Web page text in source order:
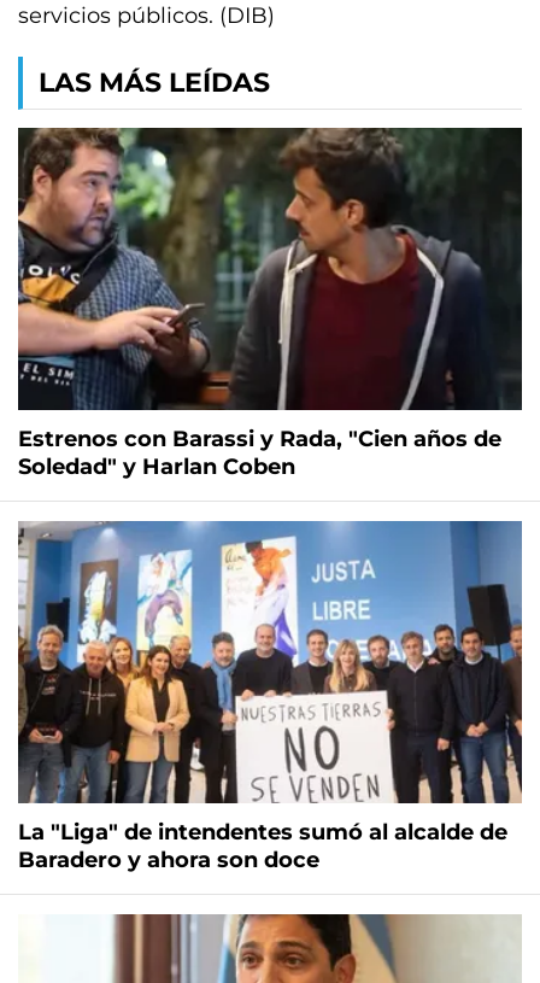
servicios públicos. (DIB)
LAS MÁS LEÍDAS
Estrenos con Barassi y Rada, "Cien años de
Soledad" y Harlan Coben
La "Liga" de intendentes sumó al alcalde de
Baradero y ahora son doce